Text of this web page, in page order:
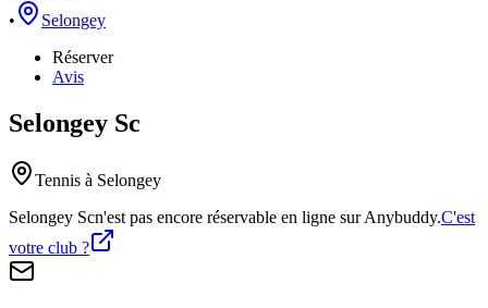
•
Selongey
Réserver
Avis
Selongey Sc
Tennis à Selongey
Selongey Scn'est pas encore réservable en ligne sur Anybuddy.C'est
votre club ?